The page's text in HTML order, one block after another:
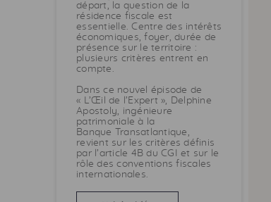
départ, la question de la
résidence fiscale est
essentielle. Centre des intérêts
économiques, foyer, durée de
présence sur le territoire :
plusieurs critères entrent en
compte.
Dans ce nouvel épisode de
« L’Œil de l’Expert », Delphine
Apostoly, ingénieure
patrimoniale à la
Banque Transatlantique,
revient sur les critères définis
par l’article 4B du CGI
et sur le
rôle des conventions fiscales
internationales.